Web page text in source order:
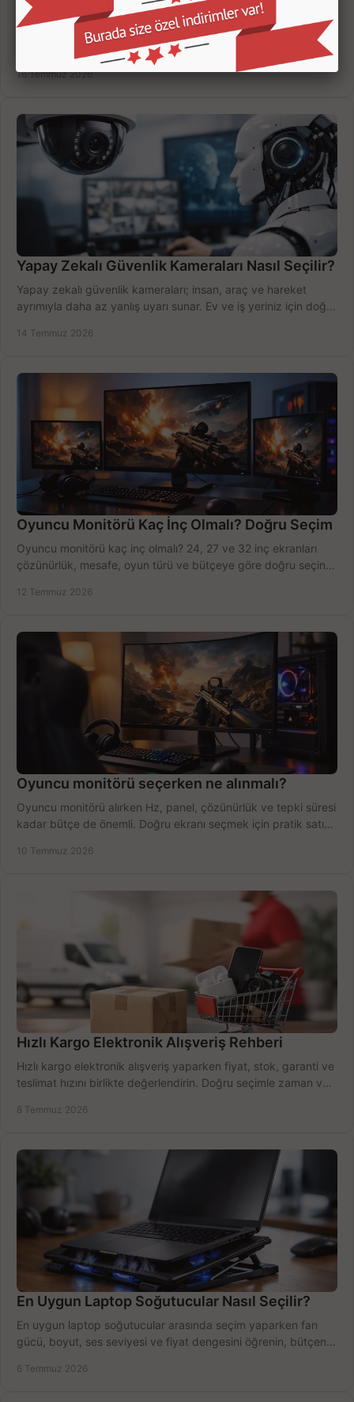
Kamera Kayıt Cihazı İncelemesi Nasıl Yapılır?
Kamera kayıt cihazı incelemesi yaparken kanal sayısı,
çözünürlük, disk kapasitesi ve uzaktan erişimi birlikte
değerlendirin; bütçenizi doğru yönetin.
16 Temmuz 2026
Yapay Zekalı Güvenlik Kameraları Nasıl Seçilir?
Yapay zekalı güvenlik kameraları; insan, araç ve hareket
ayrımıyla daha az yanlış uyarı sunar. Ev ve iş yeriniz için doğru
14 Temmuz 2026
Oyuncu Monitörü Kaç İnç Olmalı? Doğru Seçim
Oyuncu monitörü kaç inç olmalı? 24, 27 ve 32 inç ekranları
çözünürlük, mesafe, oyun türü ve bütçeye göre doğru seçin,
12 Temmuz 2026
Oyuncu monitörü seçerken ne alınmalı?
Oyuncu monitörü alırken Hz, panel, çözünürlük ve tepki süresi
kadar bütçe de önemli. Doğru ekranı seçmek için pratik satın
10 Temmuz 2026
Hızlı Kargo Elektronik Alışveriş Rehberi
Hızlı kargo elektronik alışveriş yaparken fiyat, stok, garanti ve
teslimat hızını birlikte değerlendirin. Doğru seçimle zaman ve
8 Temmuz 2026
En Uygun Laptop Soğutucular Nasıl Seçilir?
En uygun laptop soğutucular arasında seçim yaparken fan
gücü, boyut, ses seviyesi ve fiyat dengesini öğrenin, bütçenizi
6 Temmuz 2026